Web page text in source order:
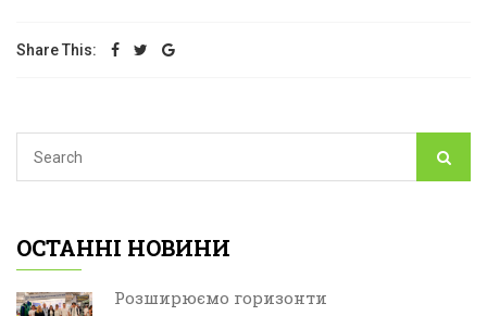
Share This:
ОСТАННІ НОВИНИ
Розширюємо горизонти